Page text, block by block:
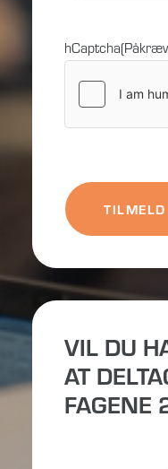
hCaptcha
VIL DU
AT